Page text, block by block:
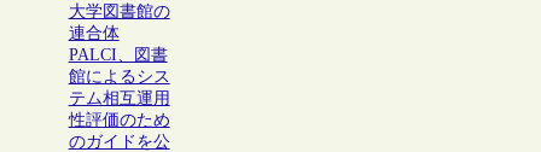
大学図書館の
連合体
PALCI、図書
館によるシス
テム相互運用
性評価のため
のガイドを公